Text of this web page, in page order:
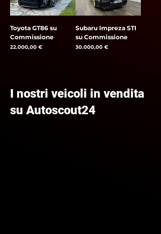
Toyota GT86 su
Commissione
Prezzo
22.000,00 €
Subaru Impreza STI
su Commissione
Prezzo
30.000,00 €
I nostri veicoli in vendita
su Autoscout24